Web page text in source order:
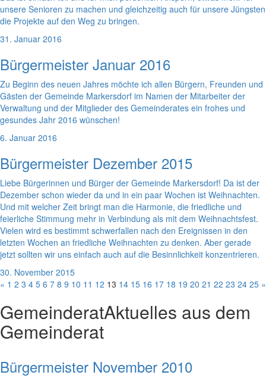
unsere Senioren zu machen und gleichzeitig auch für unsere Jüngsten
die Projekte auf den Weg zu bringen.
31. Januar 2016
Bürgermeister Januar 2016
Zu Beginn des neuen Jahres möchte ich allen Bürgern, Freunden und
Gästen der Gemeinde Markersdorf im Namen der Mitarbeiter der
Verwaltung und der Mitglieder des Gemeinderates ein frohes und
gesundes Jahr 2016 wünschen!
6. Januar 2016
Bürgermeister Dezember 2015
Liebe Bürgerinnen und Bürger der Gemeinde Markersdorf! Da ist der
Dezember schon wieder da und in ein paar Wochen ist Weihnachten.
Und mit welcher Zeit bringt man die Harmonie, die friedliche und
feierliche Stimmung mehr in Verbindung als mit dem Weihnachtsfest.
Vielen wird es bestimmt schwerfallen nach den Ereignissen in den
letzten Wochen an friedliche Weihnachten zu denken. Aber gerade
jetzt sollten wir uns einfach auch auf die Besinnlichkeit konzentrieren.
30. November 2015
« 1 2 3 4 5 6 7 8 9 10 11 12 13 14 15 16 17 18 19 20 21 22 23 24 25 »
GemeinderatAktuelles aus dem
Gemeinderat
Bürgermeister November 2010